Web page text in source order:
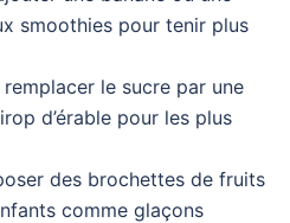
smoothies pour tenir plus
le sucre par une
d’érable pour les plus
des brochettes de fruits
comme glaçons